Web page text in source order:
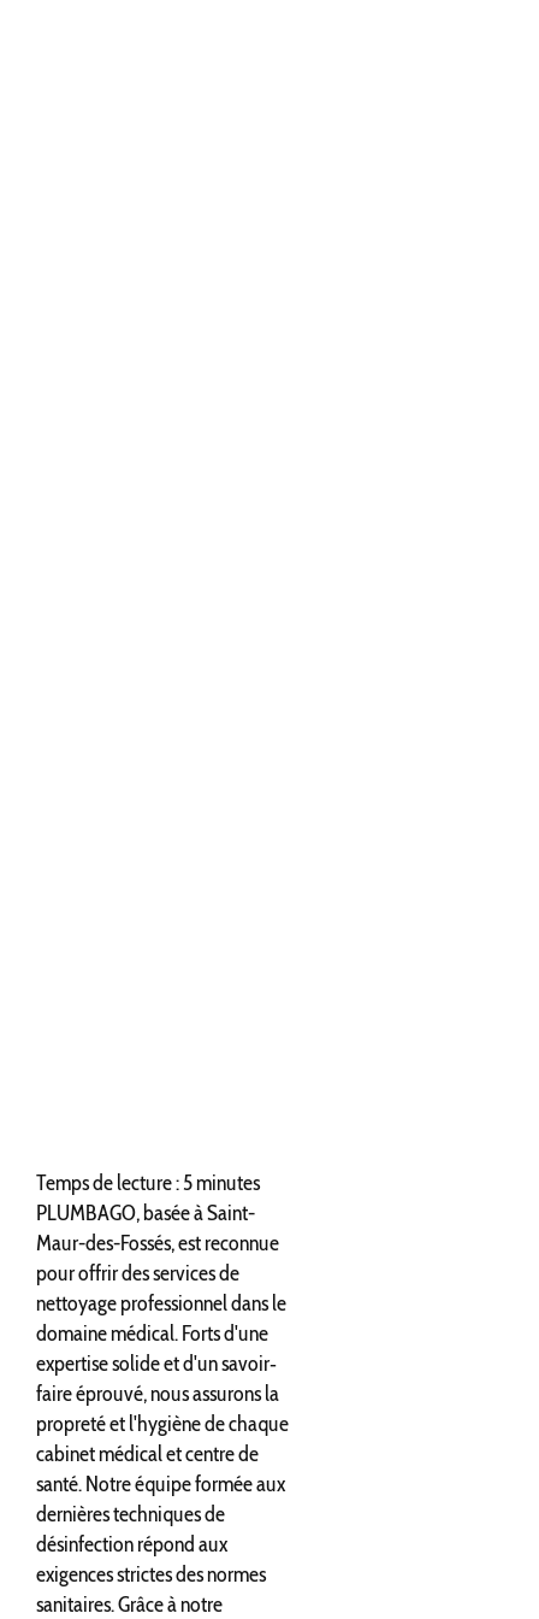
Temps de lecture : 5 minutes
PLUMBAGO, basée à Saint-
Maur-des-Fossés, est reconnue
pour offrir des services de
nettoyage professionnel dans le
domaine médical. Forts d'une
expertise solide et d'un savoir‐
faire éprouvé, nous assurons la
propreté et l'hygiène de chaque
cabinet médical et centre de
santé. Notre équipe formée aux
dernières techniques de
désinfection répond aux
exigences strictes des normes
sanitaires. Grâce à notre